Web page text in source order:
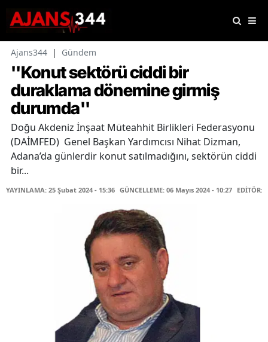
Ajans344 | Gündem
''Konut sektörü ciddi bir
duraklama dönemine girmiş
durumda''
Doğu Akdeniz İnşaat Müteahhit Birlikleri Federasyonu
(DAİMFED) Genel Başkan Yardımcısı Nihat Dizman,
Adana’da günlerdir konut satılmadığını, sektörün ciddi
bir...
YAYINLAMA: 25 Şubat 2024 - 15:36 GÜNCELLEME: 06 Mayıs 2024 - 10:27 EDİTÖR: